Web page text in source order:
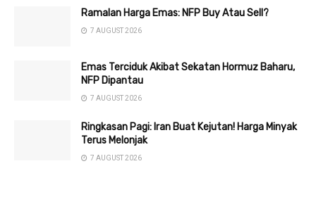
Ramalan Harga Emas: NFP Buy Atau Sell?
7 AUGUST 2026
Emas Terciduk Akibat Sekatan Hormuz Baharu,
NFP Dipantau
7 AUGUST 2026
Ringkasan Pagi: Iran Buat Kejutan! Harga Minyak
Terus Melonjak
7 AUGUST 2026